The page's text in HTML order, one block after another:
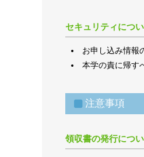
セキュリティにつ
お申し込み情報
本学の責に帰す
注意事項
領収書の発行につ